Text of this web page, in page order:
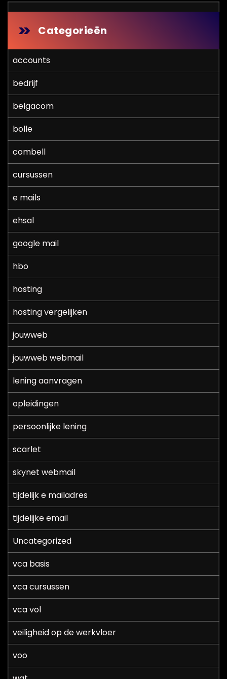
Categorieën
accounts
bedrijf
belgacom
bolle
combell
cursussen
e mails
ehsal
google mail
hbo
hosting
hosting vergelijken
jouwweb
jouwweb webmail
lening aanvragen
opleidingen
persoonlijke lening
scarlet
skynet webmail
tijdelijk e mailadres
tijdelijke email
Uncategorized
vca basis
vca cursussen
vca vol
veiligheid op de werkvloer
voo